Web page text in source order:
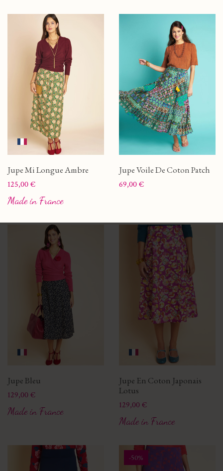
Jupe Mi Longue Ambre
Prix
125,00 €
Made in France
Jupe Voile De Coton Patch
Prix
69,00 €
Jupe Bleu
Prix
129,00 €
Made in France
Jupe En Coton Japonais
Lotus
Prix
129,00 €
Made in France
-50%